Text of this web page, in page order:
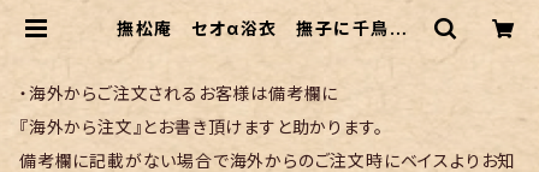
撫松庵 セオα浴衣 撫子に千鳥柄 |
・海外からご注文されるお客様は備考欄に
『海外から注文』とお書き頂けますと助かります。
備考欄に記載がない場合で海外からのご注文時にベイスよりお知